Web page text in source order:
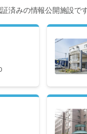
済みの情報公開施設です